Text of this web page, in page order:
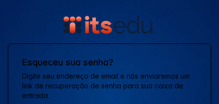
Esqueceu sua senha?
Digite seu endereço de email e nós enviaremos um
link de recuperação de senha para sua caixa de
entrada.